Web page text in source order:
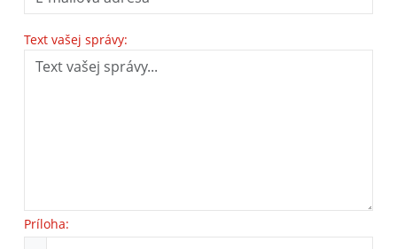
Text vašej správy:
Príloha: